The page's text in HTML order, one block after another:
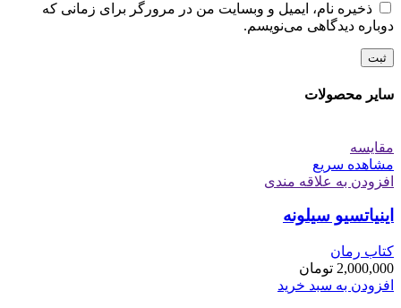
ذخیره نام، ایمیل و وبسایت من در مرورگر برای زمانی که
دوباره دیدگاهی می‌نویسم.
سایر محصولات
مقایسه
مشاهده سریع
افزودن به علاقه مندی
اینیاتسیو سیلونه
کتاب رمان
2,000,000 تومان
افزودن به سبد خرید